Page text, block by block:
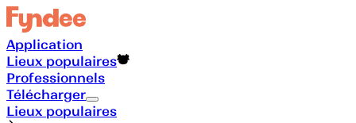
Application
Lieux populaires
Professionnels
Télécharger
Lieux populaires